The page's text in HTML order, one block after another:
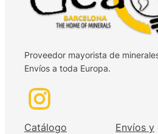
Proveedor mayorista de
Envíos a toda Europa.
Catálogo
Envíos y